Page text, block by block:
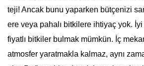
teji! Ancak bunu yaparken bütçenizi
ere veya pahalı bitkilere ihtiyaç yok.
fiyatlı bitkiler bulmak mümkün. İç
atmosfer yaratmakla kalmaz, aynı